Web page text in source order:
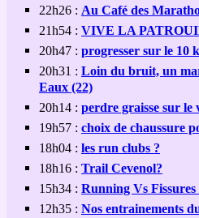
22h26 : Au Café des
21h54 : VIVE LA
20h47 : progresser sur le 10
20h31 : Loin du bruit, un
Eaux (22)
20h14 : perdre graisse sur le
19h57 : choix de chaussure
18h04 : les run clubs ?
18h16 : Trail Cevenol?
15h34 : Running Vs Fissures
12h35 : Nos entrainements